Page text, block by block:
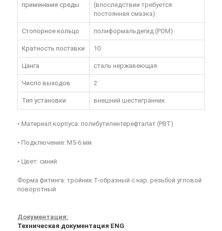
применения среды
(впоследствии требуется
постоянная смазка)
Стопорное кольцо полиформальдегид (POM)
Кратность поставки 10
Цанга сталь нержавеющая
Число выходов 2
Тип установки внешний шестигранник
• Материал корпуса: полибутилентерефталат (PBT)
• Подключение: M5-6 мм
• Цвет: синий
Форма фитинга: тройник T-образный с нар. резьбой угловой
поворотный
Документация:
Техническая документация ENG